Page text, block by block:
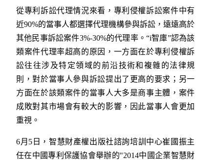
從專利訴訟代理情況來看，專利侵權訴訟案件中有
近90%的當事人都選擇代理機構參與訴訟，遠遠高於
其他民事訴訟案件3%-30%的代理率。“i智庫”認為該
類案件代理率超高的原因，一方面在於專利侵權訴
訟往往涉及特定領域的前沿技術和複雜的法律規
則，對於當事人參與訴訟提出了更高的要求；另一
方面在於該類案件的當事人大多是商事主體，案件
成敗對其市場會有較大的影響，因此當事人會更加
重視。
6月5日，智慧財產權出版社諮詢培訓中心崔國振主
任在中國專利保護協會舉辦的"2014中國企業智慧財